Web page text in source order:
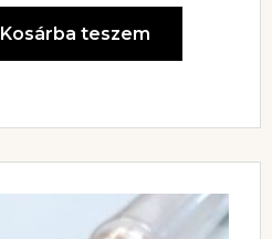
Kosárba teszem